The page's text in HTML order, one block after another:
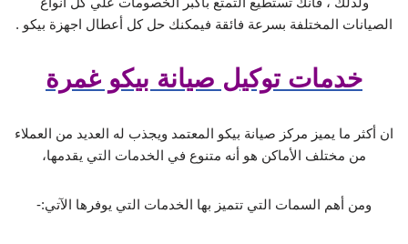
الصيانات المختلفة بسرعة فائقة فيمكنك حل كل أعطال اجهزة بيكو .
خدمات توكيل صيانة بيكو غمرة
ان أكثر ما يميز مركز صيانة بيكو المعتمد ويجذب له العديد من العملاء
من مختلف الأماكن هو أنه متنوع في الخدمات التي يقدمها،
ومن أهم السمات التي تتميز بها الخدمات التي يوفرها الآتي:-